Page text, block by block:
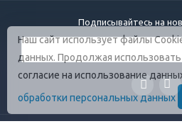
Подписывайтесь на
Наш сайт использует файлы
данных. Продолжая
согласие на использование
обработки персональных данных